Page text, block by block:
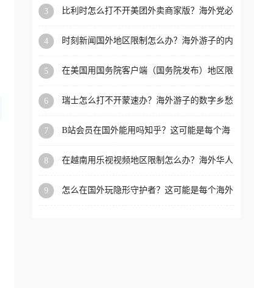
国、加拿大、澳大利亚、欧
学、定居等，都可以使用，
扰。
3
比利时怎么打不开美团外卖商家版？海外党必
4
时刻新闻国外地区限制怎么办？海外游子的内
5
在美国用国务院客户端（国务院发布）地区限
6
瑞士怎么打不开蒙速办？海外游子的数字乡愁
7
B站会员在国外能用吗知乎？这可能是每个海
8
在越南用乐视视频地区限制怎么办？海外华人
9
怎么在国外玩隐形守护者？这可能是每个海外